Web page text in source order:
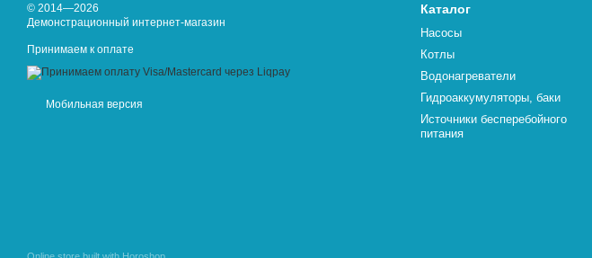
© 2014—2026
Демонстрационный интернет-магазин
Принимаем к оплате
Мобильная версия
Каталог
Насосы
Котлы
Водонагреватели
Гидроаккумуляторы, баки
Источники бесперебойного
питания